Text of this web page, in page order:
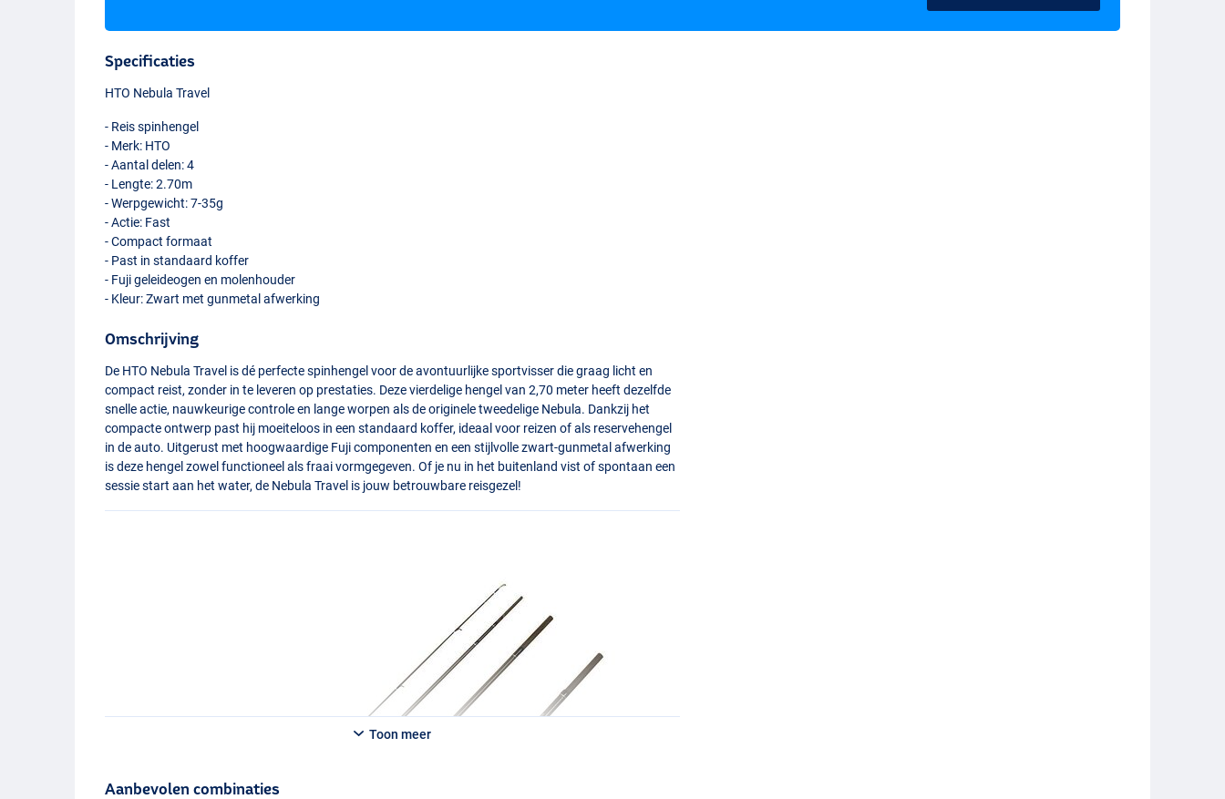
Specificaties
HTO Nebula Travel
- Reis spinhengel
- Merk: HTO
- Aantal delen: 4
- Lengte: 2.70m
- Werpgewicht: 7-35g
- Actie: Fast
- Compact formaat
- Past in standaard koffer
- Fuji geleideogen en molenhouder
- Kleur: Zwart met gunmetal afwerking
Omschrijving
De HTO Nebula Travel is dé perfecte spinhengel voor de avontuurlijke sportvisser die graag licht en
compact reist, zonder in te leveren op prestaties. Deze vierdelige hengel van 2,70 meter heeft dezelfde
snelle actie, nauwkeurige controle en lange worpen als de originele tweedelige Nebula. Dankzij het
compacte ontwerp past hij moeiteloos in een standaard koffer, ideaal voor reizen of als reservehengel
in de auto. Uitgerust met hoogwaardige Fuji componenten en een stijlvolle zwart-gunmetal afwerking
is deze hengel zowel functioneel als fraai vormgegeven. Of je nu in het buitenland vist of spontaan een
sessie start aan het water, de Nebula Travel is jouw betrouwbare reisgezel!
Toon meer
Aanbevolen combinaties